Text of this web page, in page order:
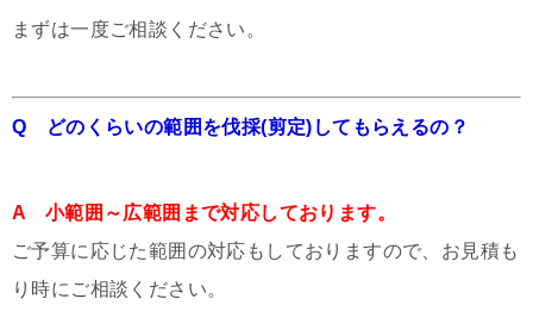
まずは一度ご相談ください。
Q どのくらいの範囲を伐採(剪定)してもらえるの？
A 小範囲～広範囲まで対応しております。
ご予算に応じた範囲の対応もしておりますので、お見積も
り時にご相談ください。